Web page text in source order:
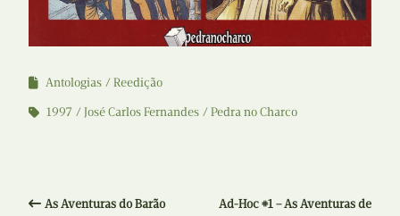
Antologias
Reedição
1997
José Carlos Fernandes Pedra no Charco
As Aventuras do Barão
Ad-Hoc #1 – As Aventuras de